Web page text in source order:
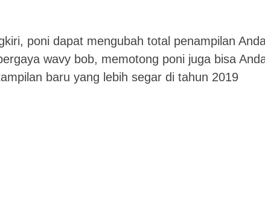
poni dapat mengubah total penampilan
wavy bob, memotong poni juga bisa
baru yang lebih segar di tahun 2019